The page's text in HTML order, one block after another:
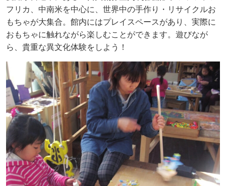
フリカ、中南米を中心に、世界中の手作り・リサイクルお
もちゃが大集合。館内にはプレイスペースがあり、実際に
おもちゃに触れながら楽しむことができます。遊びなが
ら、貴重な異文化体験をしよう！